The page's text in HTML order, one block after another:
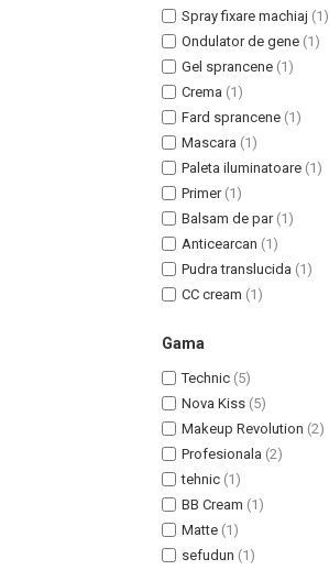
Masaj Facial si Drenaj Limfatic
Plasturi ochi / nas / frunte
Demachiant si Apa Micelara
Spray fixare machiaj (1)
Ondulator de gene (1)
Gel sprancene (1)
Crema (1)
Fard sprancene (1)
Mascara (1)
Paleta iluminatoare (1)
Primer (1)
Balsam de par (1)
Anticearcan (1)
Pudra translucida (1)
CC cream (1)
Gama
Technic (5)
Nova Kiss (5)
Makeup Revolution (2)
Profesionala (2)
tehnic (1)
BB Cream (1)
Matte (1)
sefudun (1)